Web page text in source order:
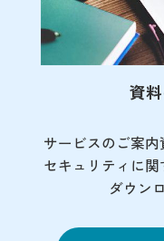
資
サービスのご案内
セキュリティに
ダウン